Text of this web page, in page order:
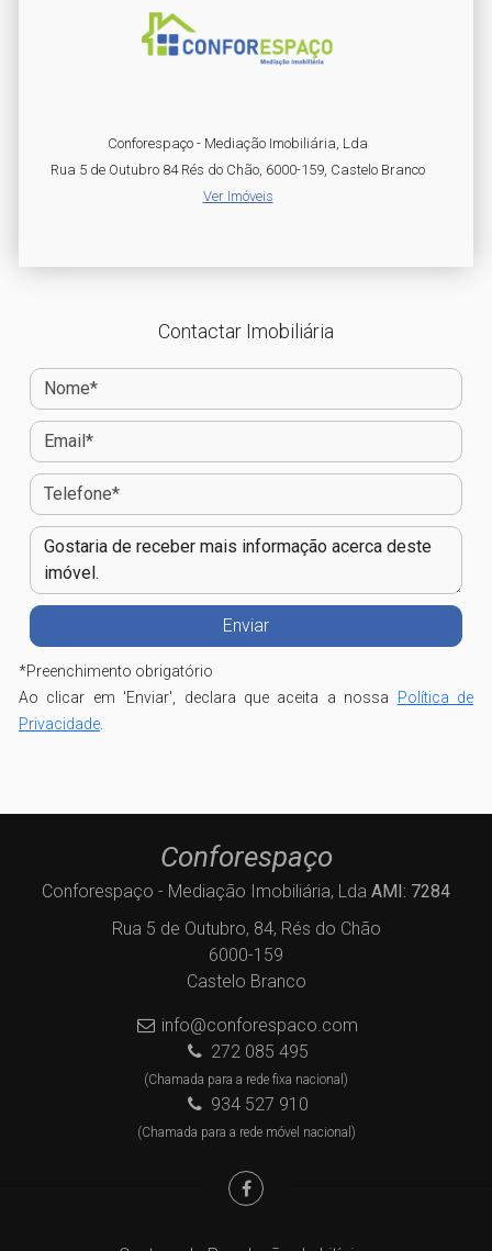
Conforespaço - Mediação Imobiliária, Lda
Rua 5 de Outubro 84 Rés do Chão, 6000-159, Castelo Branco
Ver Imóveis
Contactar Imobiliária
*Preenchimento obrigatório
Ao clicar em 'Enviar', declara que aceita a nossa Política de
Privacidade
Conforespaço
Conforespaço - Mediação Imobiliária, Lda AMI: 7284
Rua 5 de Outubro, 84, Rés do Chão
6000-159
Castelo Branco
info@conforespaco.com
272 085 495
(Chamada para a rede fixa nacional)
934 527 910
(Chamada para a rede móvel nacional)